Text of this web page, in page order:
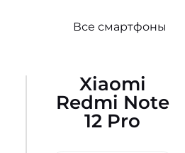
Все смартфоны
Xiaomi
Redmi Note
12 Pro